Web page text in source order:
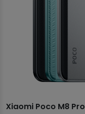
Xiaomi Poco M8 Pro